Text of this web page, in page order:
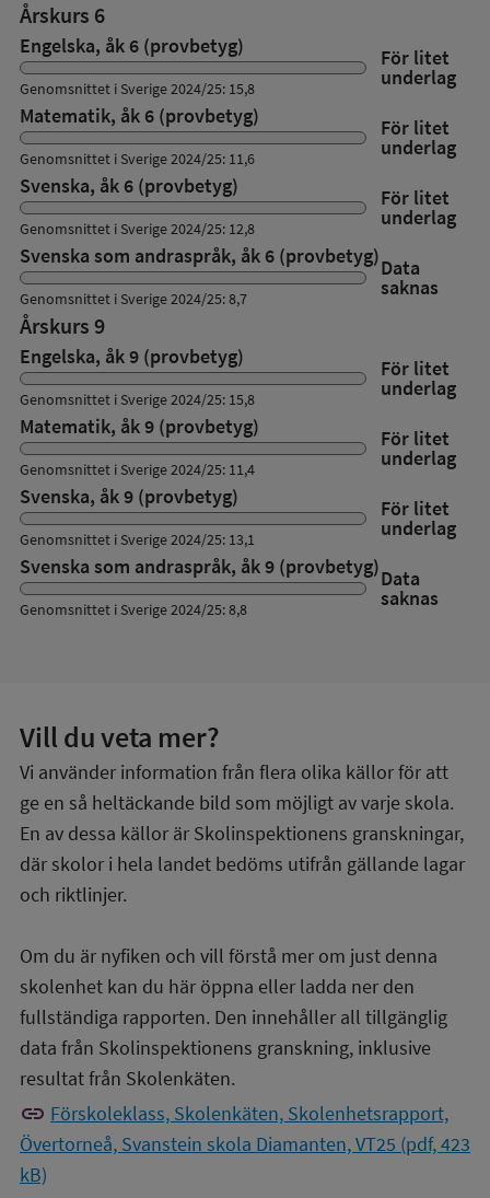
Årskurs 6
Engelska, åk 6 (provbetyg) För litet
underlag
Genomsnittet i Sverige 2024/25: 15,8
Matematik, åk 6 (provbetyg) För litet
underlag
Genomsnittet i Sverige 2024/25: 11,6
Svenska, åk 6 (provbetyg) För litet
underlag
Genomsnittet i Sverige 2024/25: 12,8
Svenska som andraspråk, åk 6 (provbetyg)Data
saknas
Genomsnittet i Sverige 2024/25: 8,7
Årskurs 9
Engelska, åk 9 (provbetyg) För litet
underlag
Genomsnittet i Sverige 2024/25: 15,8
Matematik, åk 9 (provbetyg) För litet
underlag
Genomsnittet i Sverige 2024/25: 11,4
Svenska, åk 9 (provbetyg) För litet
underlag
Genomsnittet i Sverige 2024/25: 13,1
Svenska som andraspråk, åk 9 (provbetyg)Data
saknas
Genomsnittet i Sverige 2024/25: 8,8
Vill du veta mer?
Vi använder information från flera olika källor för att
ge en så heltäckande bild som möjligt av varje skola.
En av dessa källor är Skolinspektionens granskningar,
där skolor i hela landet bedöms utifrån gällande lagar
och riktlinjer.
Om du är nyfiken och vill förstå mer om just denna
skolenhet kan du här öppna eller ladda ner den
fullständiga rapporten. Den innehåller all tillgänglig
data från Skolinspektionens granskning, inklusive
resultat från Skolenkäten.
link Förskoleklass, Skolenkäten, Skolenhetsrapport,
Övertorneå, Svanstein skola Diamanten, VT25 (pdf, 423
kB)